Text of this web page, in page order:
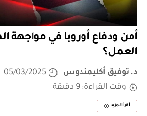
أمن ودفاع أوروبا في مواجهة
العمل؟
د. توفيق أكليمندوس
05/03/2025
وقت القراءة: 9 دقيقة
أقرأ المزيد